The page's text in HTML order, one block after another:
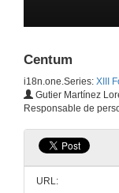
Centum
i18n.one.Series: XIII
Gutier Martínez
Responsable de
URL: